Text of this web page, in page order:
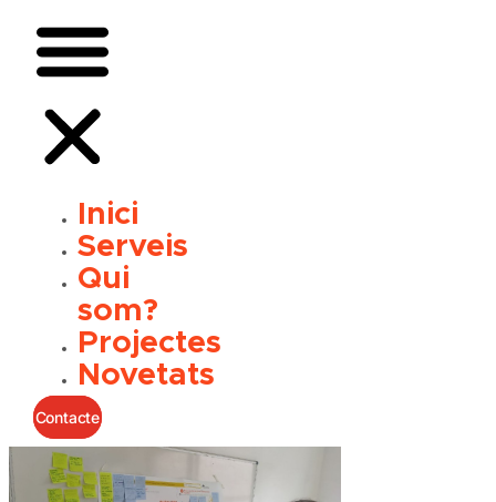
Inici
Serveis
Qui
som?
Projectes
Novetats
Contacte